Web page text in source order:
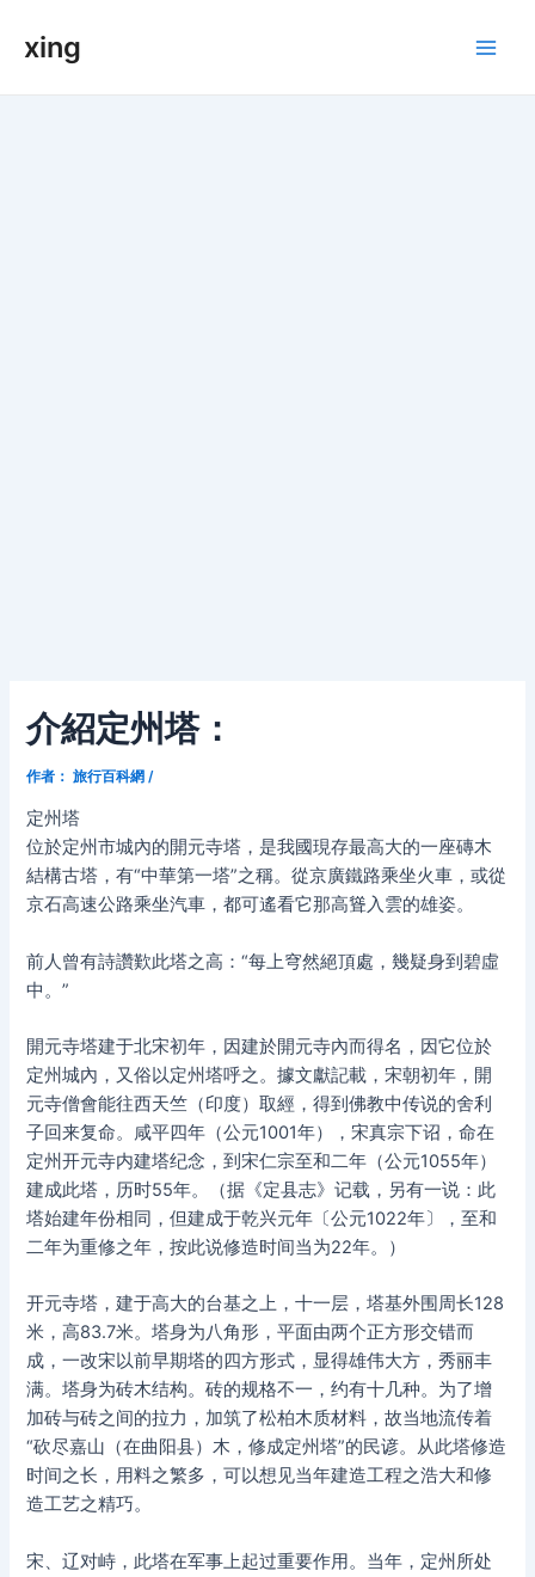
xing
介紹定州塔：
作者： 旅行百科網 /
定州塔
位於定州市城內的開元寺塔，是我國現存最高大的一座磚木
結構古塔，有“中華第一塔”之稱。從京廣鐵路乘坐火車，或從
京石高速公路乘坐汽車，都可遙看它那高聳入雲的雄姿。
前人曾有詩讚歎此塔之高：“每上穹然絕頂處，幾疑身到碧虛
中。”
開元寺塔建于北宋初年，因建於開元寺內而得名，因它位於
定州城內，又俗以定州塔呼之。據文獻記載，宋朝初年，開
元寺僧會能往西天竺（印度）取經，得到佛教中传说的舍利
子回来复命。咸平四年（公元1001年），宋真宗下诏，命在
定州开元寺内建塔纪念，到宋仁宗至和二年（公元1055年）
建成此塔，历时55年。（据《定县志》记载，另有一说：此
塔始建年份相同，但建成于乾兴元年〔公元1022年〕，至和
二年为重修之年，按此说修造时间当为22年。）
开元寺塔，建于高大的台基之上，十一层，塔基外围周长128
米，高83.7米。塔身为八角形，平面由两个正方形交错而
成，一改宋以前早期塔的四方形式，显得雄伟大方，秀丽丰
满。塔身为砖木结构。砖的规格不一，约有十几种。为了增
加砖与砖之间的拉力，加筑了松柏木质材料，故当地流传着
“砍尽嘉山（在曲阳县）木，修成定州塔”的民谚。从此塔修造
时间之长，用料之繁多，可以想见当年建造工程之浩大和修
造工艺之精巧。
宋、辽对峙，此塔在军事上起过重要作用。当年，定州所处